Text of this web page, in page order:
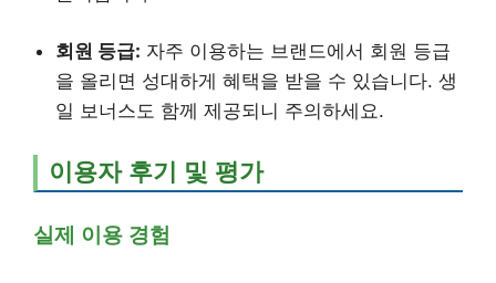
회원 등급: 자주 이용하는 브랜드에서 회원 등급
을 올리면 성대하게 혜택을 받을 수 있습니다. 생
일 보너스도 함께 제공되니 주의하세요.
이용자 후기 및 평가
실제 이용 경험